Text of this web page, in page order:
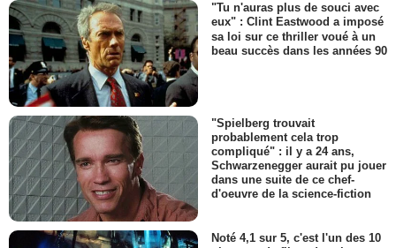
"Tu n'auras plus de souci avec
eux" : Clint Eastwood a imposé
sa loi sur ce thriller voué à un
beau succès dans les années 90
"Spielberg trouvait
probablement cela trop
compliqué" : il y a 24 ans,
Schwarzenegger aurait pu jouer
dans une suite de ce chef-
d'oeuvre de la science-fiction
Noté 4,1 sur 5, c'est l'un des 10